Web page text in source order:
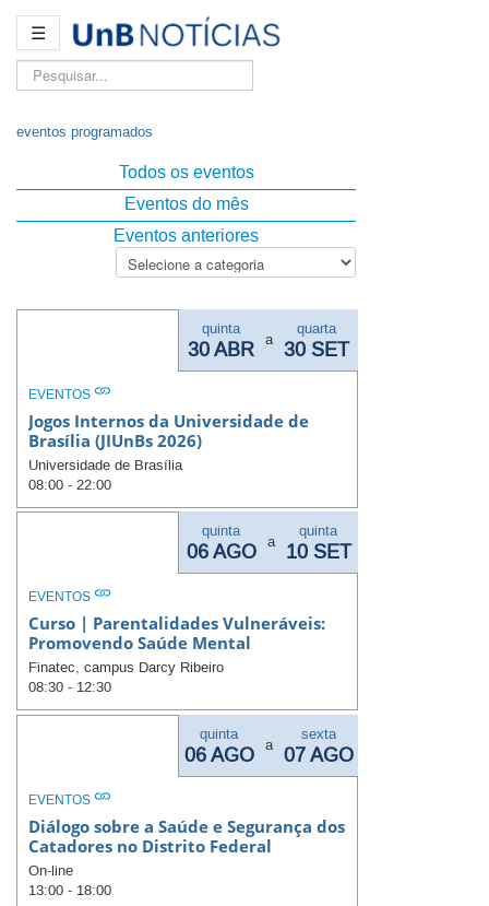
☰
Pesquisar...
eventos programados
Todos os eventos
Eventos do mês
Eventos anteriores
quinta
30 ABR a
quarta
30 SET
EVENTOS
Jogos Internos da Universidade de
Brasília (JIUnBs 2026)
Universidade de Brasília
08:00 - 22:00
quinta
06 AGO a
quinta
10 SET
EVENTOS
Curso | Parentalidades Vulneráveis:
Promovendo Saúde Mental
Finatec, campus Darcy Ribeiro
08:30 - 12:30
quinta
06 AGO a
sexta
07 AGO
EVENTOS
Diálogo sobre a Saúde e Segurança dos
Catadores no Distrito Federal
On-line
13:00 - 18:00